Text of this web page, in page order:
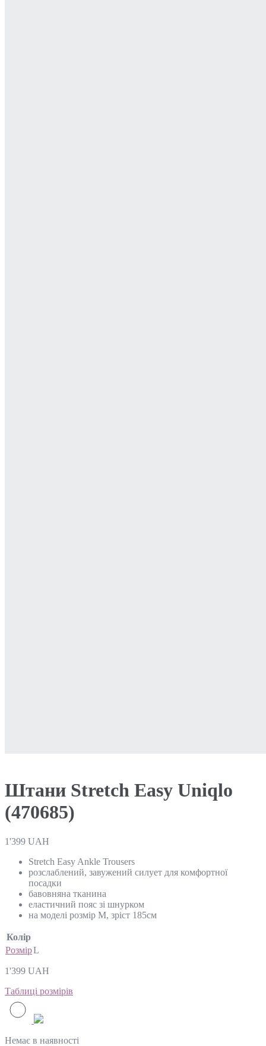
Штани Stretch Easy Uniqlo
(470685)
1'399 UAH
Stretch Easy Ankle Trousers
розслаблений, завужений силует для комфортної
посадки
бавовняна тканина
еластичний пояс зі шнурком
на моделі розмір М, зріст 185см
Колір
РозмірL
1'399 UAH
Таблиці розмірів
Немає в наявності